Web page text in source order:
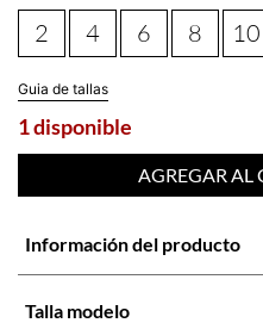
4 6 8 10
2
Guia de tallas
1 disponible
AGREGAR AL
Información del producto
Talla modelo